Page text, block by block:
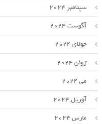
سپتامبر 2024
آگوست 2024
جولای 2024
ژوئن 2024
می 2024
آوریل 2024
مارس 2024